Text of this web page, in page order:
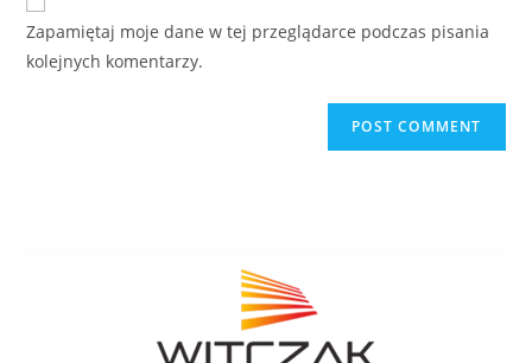
Zapamiętaj moje dane w tej przeglądarce podczas pisania
kolejnych komentarzy.